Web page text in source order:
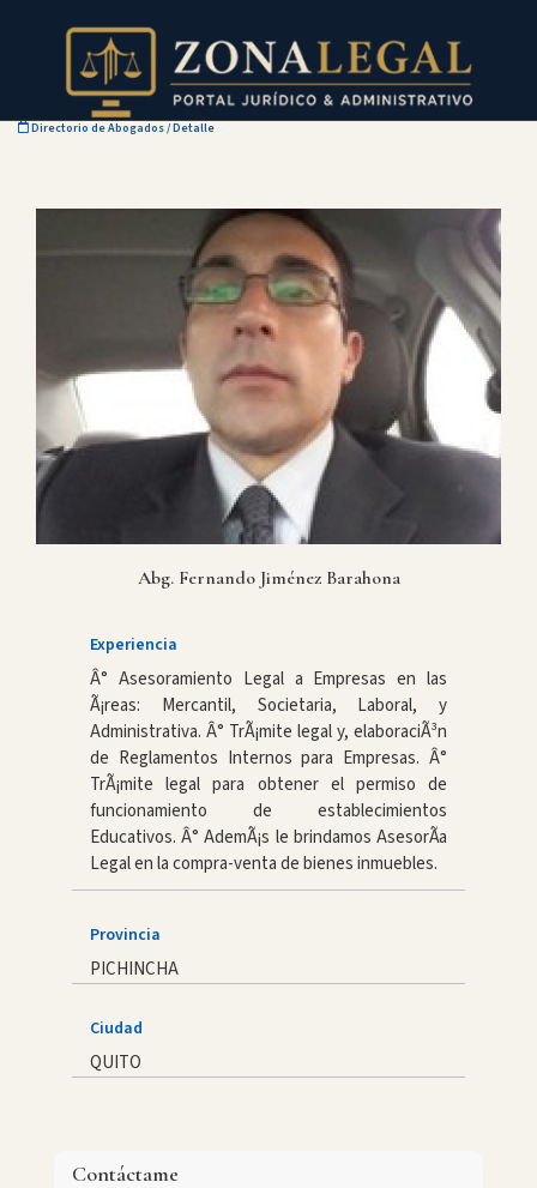
Directorio de Abogados/ Detalle
Abg. Fernando Jiménez Barahona
Experiencia
Â° Asesoramiento Legal a Empresas en las
Ã¡reas: Mercantil, Societaria, Laboral, y
Administrativa. Â° TrÃ¡mite legal y, elaboraciÃ³n
de Reglamentos Internos para Empresas. Â°
TrÃ¡mite legal para obtener el permiso de
funcionamiento de establecimientos
Educativos. Â° AdemÃ¡s le brindamos AsesorÃ­a
Legal en la compra-venta de bienes inmuebles.
Provincia
PICHINCHA
Ciudad
QUITO
Contáctame